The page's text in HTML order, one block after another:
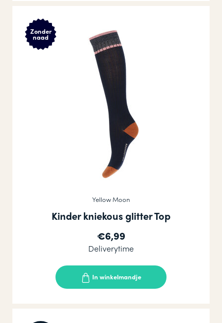
Zonder
naad
Yellow Moon
Kinder kniekous glitter Top
€6,99
Deliverytime
In winkelmandje